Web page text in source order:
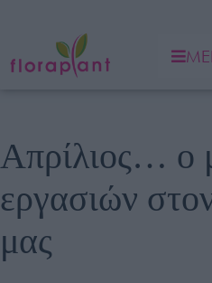
Απρίλιος… ο
εργασιών
μας